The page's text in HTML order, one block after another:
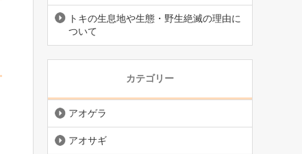
トキの生息地や生態・野生絶滅の理由に
ついて
カテゴリー
アオゲラ
アオサギ